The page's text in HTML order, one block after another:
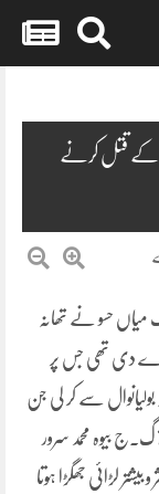
کے قتل کرنے
میاں حسو نے تھانہ
دے دی تھی جس پر
سے کر لی جن
گ۔ج بیوہ محمد سرور
لڑائی جھگڑا ہوتا